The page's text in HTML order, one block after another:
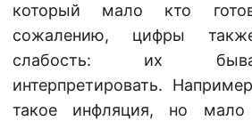
который мало кто
сожалению, цифры
слабость: их
интерпретировать.
такое инфляция, но